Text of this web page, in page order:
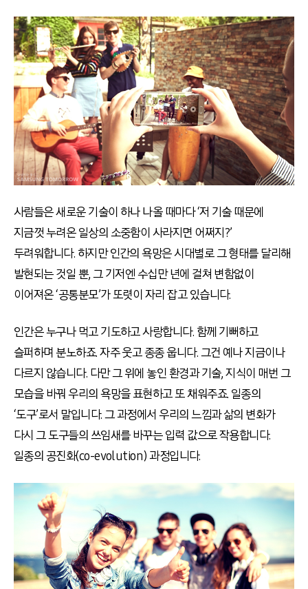
사람들은 새로운 기술이 하나 나올 때마다 ‘저 기술 때문에
지금껏 누려온 일상의 소중함이 사라지면 어쩌지?’
두려워합니다. 하지만 인간의 욕망은 시대별로 그 형태를 달리해
발현되는 것일 뿐, 그 기저엔 수십만 년에 걸쳐 변함없이
이어져온 ‘공통분모’가 또렷이 자리 잡고 있습니다.
인간은 누구나 먹고 기도하고 사랑합니다. 함께 기뻐하고
슬퍼하며 분노하죠. 자주 웃고 종종 웁니다. 그건 예나 지금이나
다르지 않습니다. 다만 그 위에 놓인 환경과 기술, 지식이 매번 그
모습을 바꿔 우리의 욕망을 표현하고 또 채워주죠. 일종의
‘도구’로서 말입니다. 그 과정에서 우리의 느낌과 삶의 변화가
다시 그 도구들의 쓰임새를 바꾸는 입력 값으로 작용합니다.
일종의 공진화(co-evolution) 과정입니다.